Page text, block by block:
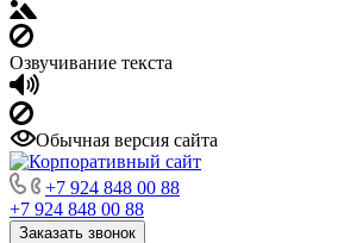
Озвучивание текста
Обычная версия сайта
+7 924 848 00 88
+7 924 848 00 88
Заказать звонок